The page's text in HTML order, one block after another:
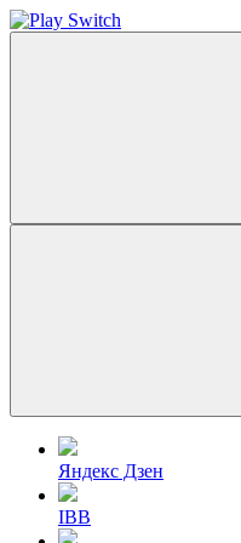
Яндекс Дзен
IBB